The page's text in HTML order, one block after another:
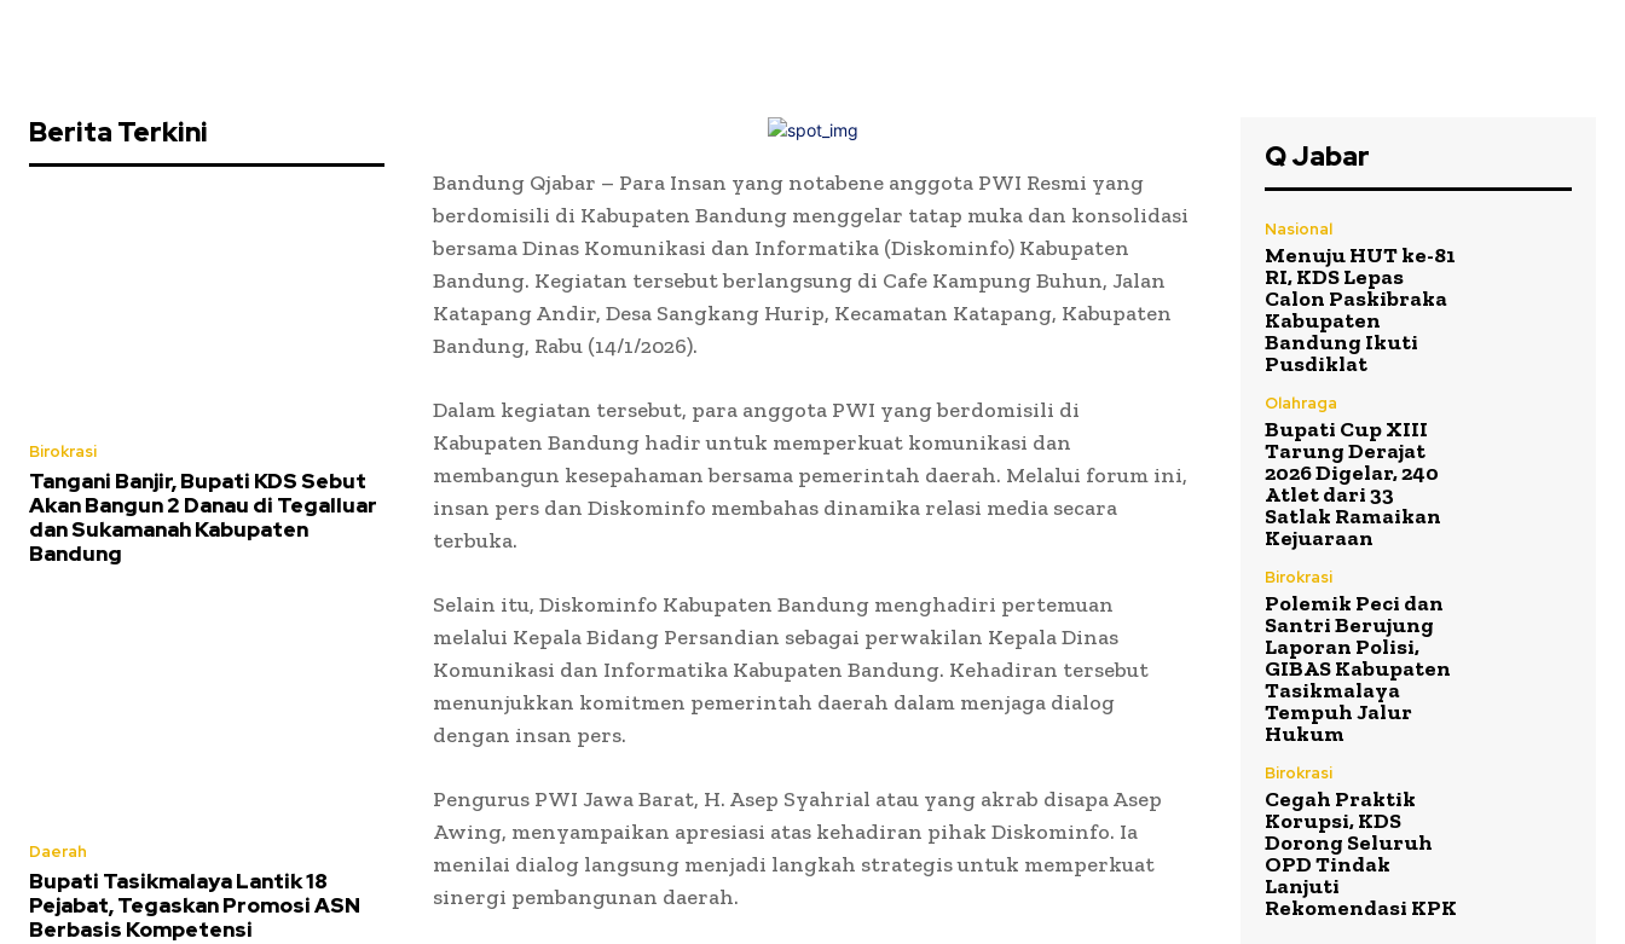
Berita Terkini
Birokrasi
Tangani Banjir, Bupati KDS Sebut
Akan Bangun 2 Danau di Tegalluar
dan Sukamanah Kabupaten
Bandung
Daerah
Bupati Tasikmalaya Lantik 18
Pejabat, Tegaskan Promosi ASN
Berbasis Kompetensi
Bandung Qjabar – Para Insan yang notabene anggota PWI Resmi yang
berdomisili di Kabupaten Bandung menggelar tatap muka dan konsolidasi
bersama Dinas Komunikasi dan Informatika (Diskominfo) Kabupaten
Bandung. Kegiatan tersebut berlangsung di Cafe Kampung Buhun, Jalan
Katapang Andir, Desa Sangkang Hurip, Kecamatan Katapang, Kabupaten
Bandung, Rabu (14/1/2026).
Dalam kegiatan tersebut, para anggota PWI yang berdomisili di
Kabupaten Bandung hadir untuk memperkuat komunikasi dan
membangun kesepahaman bersama pemerintah daerah. Melalui forum ini,
insan pers dan Diskominfo membahas dinamika relasi media secara
terbuka.
Selain itu, Diskominfo Kabupaten Bandung menghadiri pertemuan
melalui Kepala Bidang Persandian sebagai perwakilan Kepala Dinas
Komunikasi dan Informatika Kabupaten Bandung. Kehadiran tersebut
menunjukkan komitmen pemerintah daerah dalam menjaga dialog
dengan insan pers.
Pengurus PWI Jawa Barat, H. Asep Syahrial atau yang akrab disapa Asep
Awing, menyampaikan apresiasi atas kehadiran pihak Diskominfo. Ia
menilai dialog langsung menjadi langkah strategis untuk memperkuat
sinergi pembangunan daerah.
Q Jabar
Nasional
Menuju HUT ke-81
RI, KDS Lepas
Calon Paskibraka
Kabupaten
Bandung Ikuti
Pusdiklat
Olahraga
Bupati Cup XIII
Tarung Derajat
2026 Digelar, 240
Atlet dari 33
Satlak Ramaikan
Kejuaraan
Birokrasi
Polemik Peci dan
Santri Berujung
Laporan Polisi,
GIBAS Kabupaten
Tasikmalaya
Tempuh Jalur
Hukum
Birokrasi
Cegah Praktik
Korupsi, KDS
Dorong Seluruh
OPD Tindak
Lanjuti
Rekomendasi KPK